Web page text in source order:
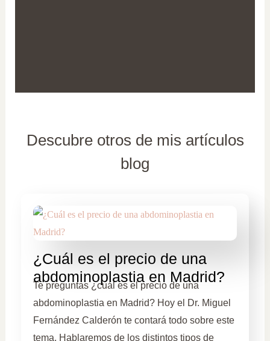
Descubre otros de mis artículos
blog
¿Cuál es el precio de una
abdominoplastia en Madrid?
Te preguntas ¿cuál es el precio de una
abdominoplastia en Madrid? Hoy el Dr. Miguel
Fernández Calderón te contará todo sobre este
tema. Hablaremos de los distintos tipos de